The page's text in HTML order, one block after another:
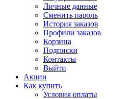
Личные данные
Сменить пароль
История заказов
Профили заказов
Корзина
Подписки
Контакты
Выйти
Акции
Как купить
Условия оплаты